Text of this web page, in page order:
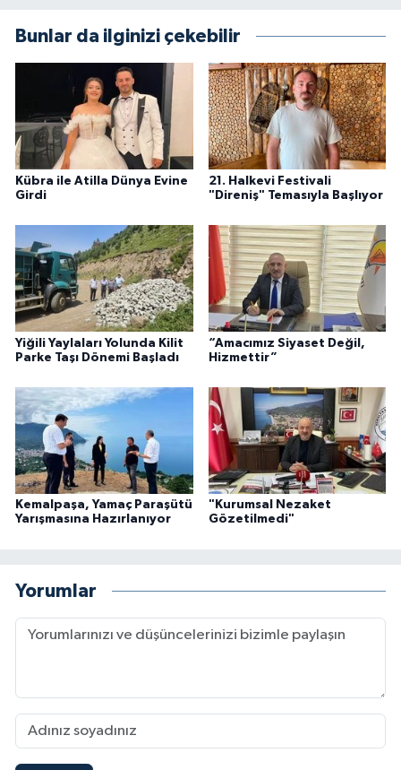
Bunlar da ilginizi çekebilir
Kübra ile Atilla Dünya Evine
Girdi
21. Halkevi Festivali
"Direniş" Temasıyla Başlıyor
Yiğili Yaylaları Yolunda Kilit
Parke Taşı Dönemi Başladı
“Amacımız Siyaset Değil,
Hizmettir”
Kemalpaşa, Yamaç Paraşütü
Yarışmasına Hazırlanıyor
"Kurumsal Nezaket
Gözetilmedi"
Yorumlar